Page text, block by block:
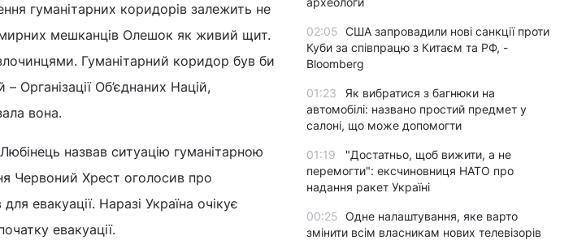
гуманітарних коридорів залежить не
мирних мешканців Олешок як живий щит.
Гуманітарний коридор був би
Організації Об’єднаних Націй,
вона.
назвав ситуацію гуманітарною
Червоний Хрест оголосив про
евакуації. Наразі Україна очікує
евакуації.
02:05 США запровадили нові санкції проти
Куби за співпрацю з Китаєм та РФ, -
Bloomberg
01:23
Як вибратися з багнюки на
автомобілі: названо простий предмет у
салоні, що може допомогти
01:19
"Достатньо, щоб вижити, а не
перемогти": ексчиновниця НАТО про
надання ракет Україні
00:25 Одне налаштування, яке варто
змінити всім власникам нових телевізорів